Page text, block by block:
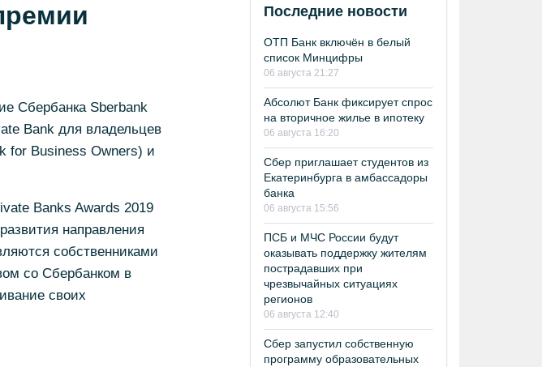
Сбербанка Sberbank
Bank для владельцев
for Business Owners) и
Banks Awards 2019
направления
собственниками
со Сбербанком в
своих
Последние новости
ОТП Банк включён в белый
список Минцифры
06 августа 21:27
Абсолют Банк фиксирует спрос
на вторичное жилье в ипотеку
06 августа 16:20
Сбер приглашает студентов из
Екатеринбурга в амбассадоры
банка
06 августа 15:56
ПСБ и МЧС России будут
оказывать поддержку жителям
пострадавших при
чрезвычайных ситуациях
регионов
06 августа 12:40
Сбер запустил собственную
программу образовательных